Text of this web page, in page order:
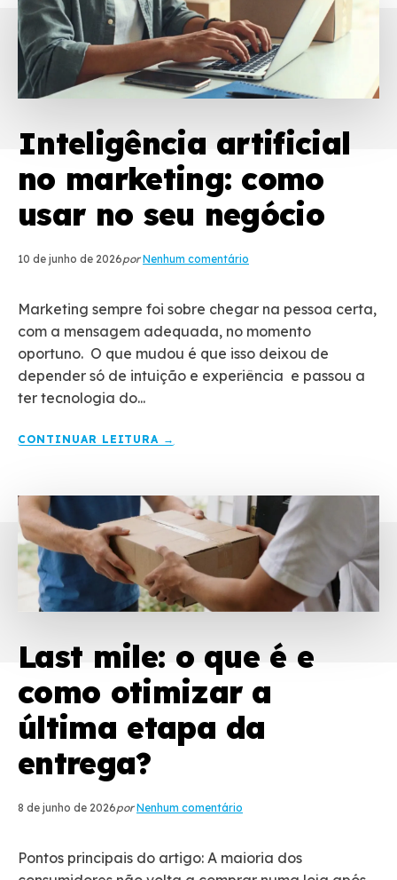
Inteligência artificial
no marketing: como
usar no seu negócio
10 de junho de 2026por Nenhum comentário
Marketing sempre foi sobre chegar na pessoa certa,
com a mensagem adequada, no momento
oportuno. O que mudou é que isso deixou de
depender só de intuição e experiência e passou a
ter tecnologia do...
CONTINUAR LEITURA →
Last mile: o que é e
como otimizar a
última etapa da
entrega?
8 de junho de 2026por Nenhum comentário
Pontos principais do artigo: A maioria dos